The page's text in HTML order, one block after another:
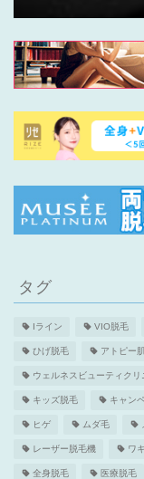
タグ
Iライン VIO脱毛
ひげ脱毛 アトピー
ウェルネスビューティクリ
キッズ脱毛 キャン
ヒゲ ムダ毛
レーザー脱毛機 ワ
全身脱毛 医療脱毛